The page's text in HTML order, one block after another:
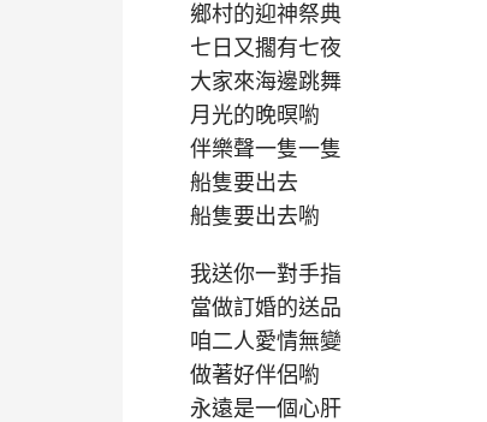
鄉村的迎神祭典
七日又擱有七夜
大家來海邊跳舞
月光的晚暝喲
伴樂聲一隻一隻
船隻要出去
船隻要出去喲
我送你一對手指
當做訂婚的送品
咱二人愛情無變
做著好伴侶喲
永遠是一個心肝